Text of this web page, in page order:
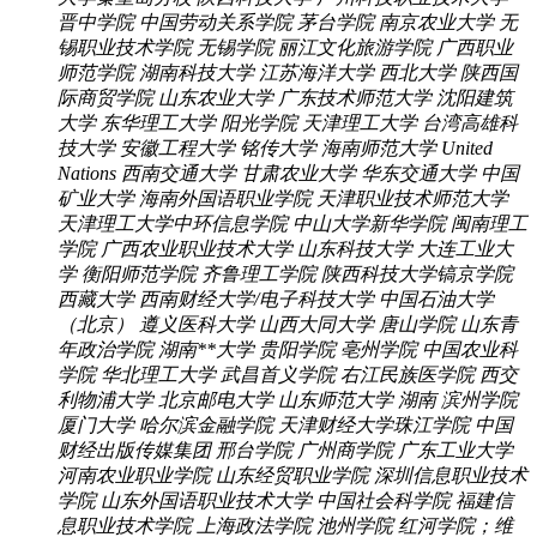
晋中学院 中国劳动关系学院 茅台学院 南京农业大学 无
锡职业技术学院 无锡学院 丽江文化旅游学院 广西职业
师范学院 湖南科技大学 江苏海洋大学 西北大学 陕西国
际商贸学院 山东农业大学 广东技术师范大学 沈阳建筑
大学 东华理工大学 阳光学院 天津理工大学 台湾高雄科
技大学 安徽工程大学 铭传大学 海南师范大学 United
Nations 西南交通大学 甘肃农业大学 华东交通大学 中国
矿业大学 海南外国语职业学院 天津职业技术师范大学
天津理工大学中环信息学院 中山大学新华学院 闽南理工
学院 广西农业职业技术大学 山东科技大学 大连工业大
学 衡阳师范学院 齐鲁理工学院 陕西科技大学镐京学院
西藏大学 西南财经大学/电子科技大学 中国石油大学
（北京）
遵义医科大学 山西大同大学 唐山学院 山东青
年政治学院 湖南**大学 贵阳学院 亳州学院 中国农业科
学院 华北理工大学 武昌首义学院 右江民族医学院 西交
利物浦大学 北京邮电大学 山东师范大学 湖南 滨州学院
厦门大学 哈尔滨金融学院 天津财经大学珠江学院 中国
财经出版传媒集团 邢台学院 广州商学院 广东工业大学
河南农业职业学院 山东经贸职业学院 深圳信息职业技术
学院 山东外国语职业技术大学 中国社会科学院 福建信
息职业技术学院
上海政法学院 池州学院 红河学院；维